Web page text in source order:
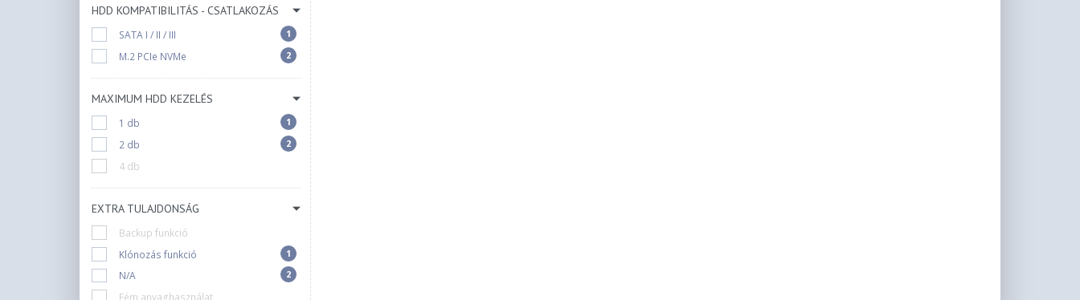
HDD KOMPATIBILITÁS - CSATLAKOZÁS
SATA I / II / III 1
M.2 PCIe NVMe 2
MAXIMUM HDD KEZELÉS
1 db 1
2 db 2
4 db
EXTRA TULAJDONSÁG
Backup funkció
Klónozás funkció
1
N/A 2